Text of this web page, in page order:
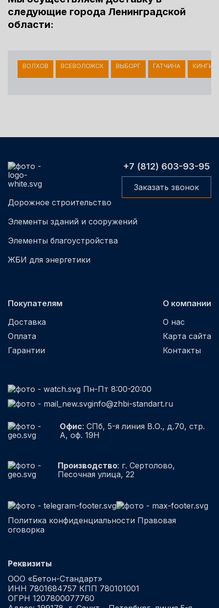
следующие города Ленинградской
области:
ВОЛХОВ ВСЕВОЛОЖСК ВЫБОРГ ГАТЧИНА
+7 (812) 603-93-95
Заказать звонок
Дорожное строительство
Элементы зданий и сооружений
Элементы благоустройства
ЖБИ для энергетики
Покупателям
Доставка
Оплата
Гарантии
О компании
О нас
Карта сайта
Контакты
Пн-Пт 8:00-20:00
info@zhbi-standart.ru
Офис: СПб, 5-я линия В.О., д.70, стр.
А, оф. 19Н
Производство: г. Сертолово,
Песочная улица, 22
Политика конфиденциальности Правовая
оговорка
Реквизиты
ООО «Бетон-Стандарт»
ИНН 7801684757 КПП 780101001
ОГРН 1207800077760